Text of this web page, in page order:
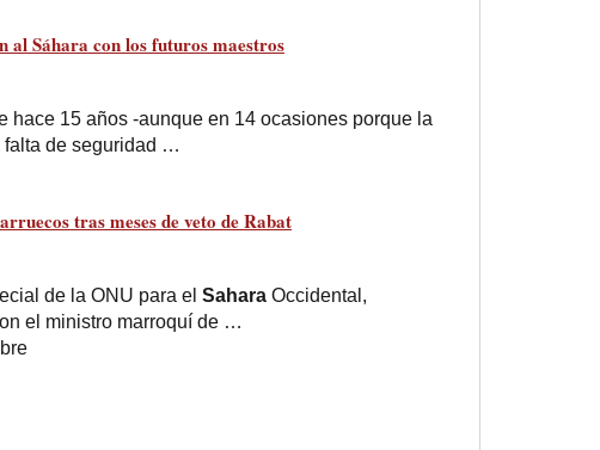
alSáhara con los futuros maestros
hace 15 años -aunque en 14 ocasiones porque la
falta de seguridad …
tras meses de veto de Rabat
de la ONU para el Sahara Occidental,
el ministro marroquí de …